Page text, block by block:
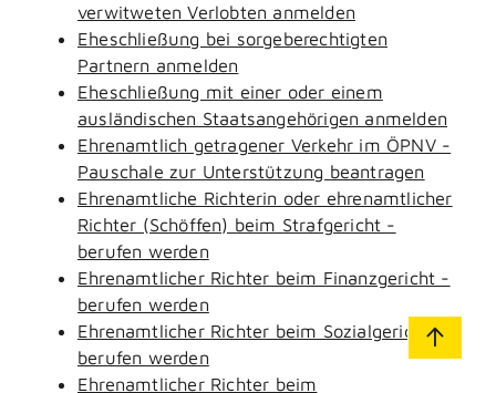
verwitweten Verlobten anmelden
Eheschließung bei sorgeberechtigten
Partnern anmelden
Eheschließung mit einer oder einem
ausländischen Staatsangehörigen anmelden
Ehrenamtlich getragener Verkehr im ÖPNV -
Pauschale zur Unterstützung beantragen
Ehrenamtliche Richterin oder ehrenamtlicher
Richter (Schöffen) beim Strafgericht -
berufen werden
Ehrenamtlicher Richter beim Finanzgericht -
berufen werden
Ehrenamtlicher Richter beim Sozialgericht -
berufen werden
Ehrenamtlicher Richter beim